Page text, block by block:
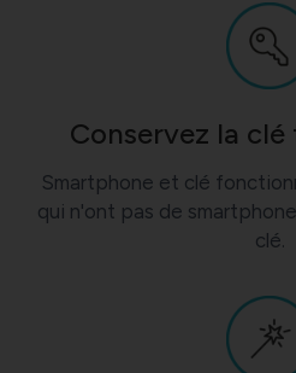
Conservez la
Smartphone et clé
qui n'ont pas de
clé.